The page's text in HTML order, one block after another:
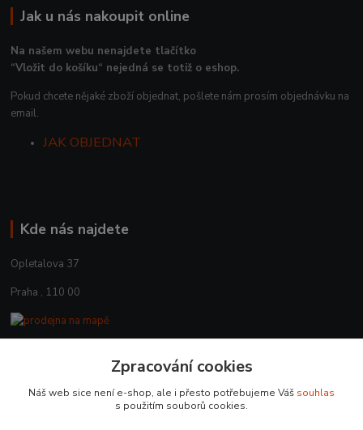
Jak u nás nakoupit online
Na našem webu nenajdete tlačítko
“Vložit do košíku“ nejedná se totiž o eshop.
Pokud chcete nějaké zboží objednat, pošlete nám prosím objednávku na
email.
JAK OBJEDNAT
Kde nás najdete
Opletalova 37
Praha , 110 00
+420 225 375 800
Zpracování cookies
Náš web sice není e-shop, ale i přesto potřebujeme Váš souhlas
s použitím souborů cookies.